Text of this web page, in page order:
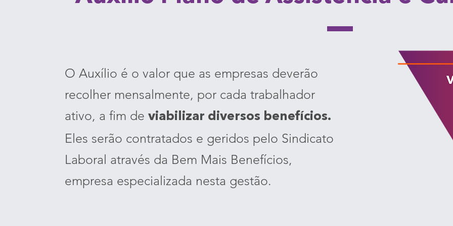
O Auxílio é o valor que as empresas deverão
recolher mensalmente, por cada trabalhador
ativo, a fim de viabilizar diversos benefícios.
Eles serão contratados e geridos pelo Sindicato
Laboral através da Bem Mais Benefícios,
empresa especializada nesta gestão.